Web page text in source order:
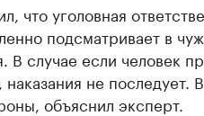
что уголовная
подсматривает в
В случае если человек
не последует.
объяснил эксперт.